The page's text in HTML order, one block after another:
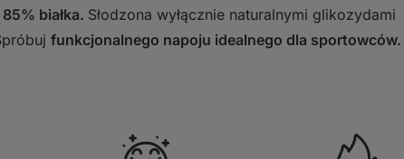
85% białka. Słodzona wyłącznie naturalnymi glikozydami
funkcjonalnego napoju idealnego dla sportowców.